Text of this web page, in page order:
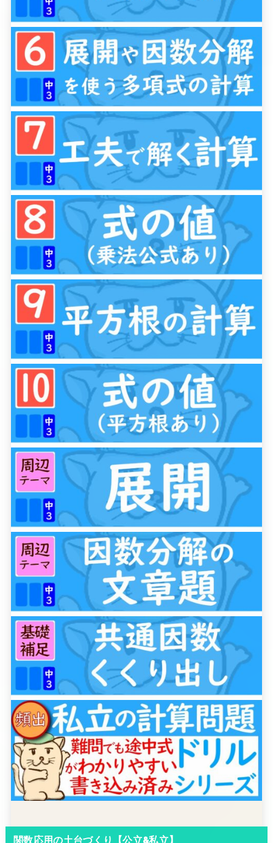
関数応用の土台づくり【公立&私立】